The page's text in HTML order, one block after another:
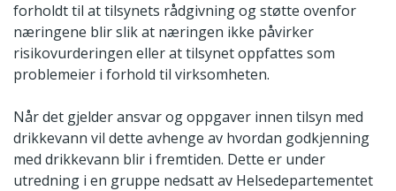
forholdt til at tilsynets rådgivning og støtte ovenfor
næringene blir slik at næringen ikke påvirker
risikovurderingen eller at tilsynet oppfattes som
problemeier i forhold til virksomheten.
Når det gjelder ansvar og oppgaver innen tilsyn med
drikkevann vil dette avhenge av hvordan godkjenning
med drikkevann blir i fremtiden. Dette er under
utredning i en gruppe nedsatt av Helsedepartementet